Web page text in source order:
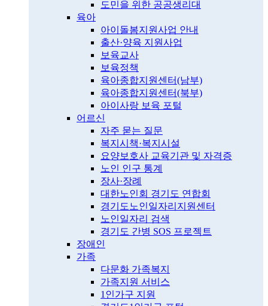
도민을 위한 공공생리대
육아
아이돌봄지원사업 안내
출산·양육 지원사업
보육교사
보육정책
육아종합지원센터(남부)
육아종합지원센터(북부)
아이사랑 보육 포털
어르신
자주 묻는 질문
복지시책·복지시설
요양보호사 교육기관 및 자격증
노인 인구 통계
장사·장례
대한노인회 경기도 연합회
경기도노인일자리지원센터
노인일자리 검색
경기도 간병 SOS 프로젝트
장애인
가족
다문화 가족복지
가족지원 서비스
1인가구 지원